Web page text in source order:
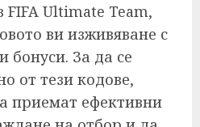
FIFA Ultimate Team,
ви изживяване с
бонуси. За да се
от тези кодове,
приемат ефективни